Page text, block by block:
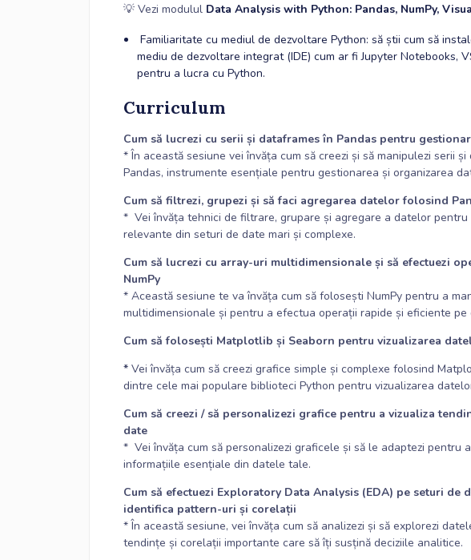
💡 Vezi modulul Data Analysis with Python: Pandas, NumPy,
Familiaritate cu mediul de dezvoltare Python: să știi cum să
mediu de dezvoltare integrat (IDE) cum ar fi Jupyter Notebooks,
pentru a lucra cu Python.
Curriculum
Cum să lucrezi cu serii și dataframes în Pandas pentru
* În această sesiune vei învăța cum să creezi și să manipulezi serii
Pandas, instrumente esențiale pentru gestionarea și organizarea
Cum să filtrezi, grupezi și să faci agregarea datelor folosind
* Vei învăța tehnici de filtrare, grupare și agregare a datelor
relevante din seturi de date mari și complexe.
Cum să lucrezi cu array-uri multidimensionale și să efectuezi
NumPy
* Această sesiune te va învăța cum să folosești NumPy pentru a
multidimensionale și pentru a efectua operații rapide și eficiente pe
Cum să folosești Matplotlib și Seaborn pentru vizualizarea
* Vei învăța cum să creezi grafice simple și complexe folosind
dintre cele mai populare biblioteci Python pentru vizualizarea
Cum să creezi / să personalizezi grafice pentru a vizualiza
date
* Vei învăța cum să personalizezi graficele și să le adaptezi pentru
informațiile esențiale din datele tale.
Cum să efectuezi Exploratory Data Analysis (EDA) pe seturi de
identifica pattern-uri și corelații
* În această sesiune, vei învăța cum să analizezi și să explorezi
tendințe și corelații importante care să îți susțină deciziile analitice.